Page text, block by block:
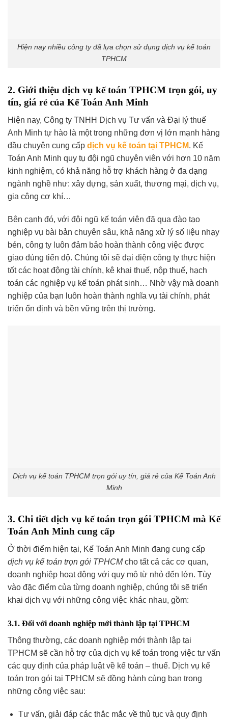
Hiện nay nhiều công ty đã lựa chọn sử dụng dịch vụ kế toán
TPHCM
2. Giới thiệu dịch vụ kế toán TPHCM trọn gói, uy
tín, giá rẻ của Kế Toán Anh Minh
Hiện nay, Công ty TNHH Dịch vụ Tư vấn và Đại lý thuế
Anh Minh tự hào là một trong những đơn vị lớn mạnh hàng
đầu chuyên cung cấp dịch vụ kế toán tại TPHCM. Kế
Toán Anh Minh quy tụ đội ngũ chuyên viên với hơn 10 năm
kinh nghiệm, có khả năng hỗ trợ khách hàng ở đa dạng
ngành nghề như: xây dựng, sản xuất, thương mại, dịch vụ,
gia công cơ khí…
Bên cạnh đó, với đội ngũ kế toán viên đã qua đào tạo
nghiệp vụ bài bản chuyên sâu, khả năng xử lý số liệu nhạy
bén, công ty luôn đảm bảo hoàn thành công việc được
giao đúng tiến độ. Chúng tôi sẽ đại diện công ty thực hiện
tốt các hoạt động tài chính, kê khai thuế, nộp thuế, hạch
toán các nghiệp vụ kế toán phát sinh… Nhờ vậy mà doanh
nghiệp của bạn luôn hoàn thành nghĩa vụ tài chính, phát
triển ổn định và bền vững trên thị trường.
Dịch vụ kế toán TPHCM trọn gói uy tín, giá rẻ của Kế Toán Anh
Minh
3. Chi tiết dịch vụ kế toán trọn gói TPHCM mà Kế
Toán Anh Minh cung cấp
Ở thời điểm hiện tại, Kế Toán Anh Minh đang cung cấp
dịch vụ kế toán trọn gói TPHCMcho tất cả các cơ quan,
doanh nghiệp hoạt động với quy mô từ nhỏ đến lớn. Tùy
vào đặc điểm của từng doanh nghiệp, chúng tôi sẽ triển
khai dịch vụ với những công việc khác nhau, gồm:
3.1. Đối với doanh nghiệp mới thành lập tại TPHCM
Thông thường, các doanh nghiệp mới thành lập tại
TPHCM sẽ cần hỗ trợ của dịch vụ kế toán trong việc tư vấn
các quy định của pháp luật về kế toán – thuế. Dịch vụ kế
toán trọn gói tại TPHCM sẽ đồng hành cùng bạn trong
những công việc sau:
Tư vấn, giải đáp các thắc mắc về thủ tục và quy định